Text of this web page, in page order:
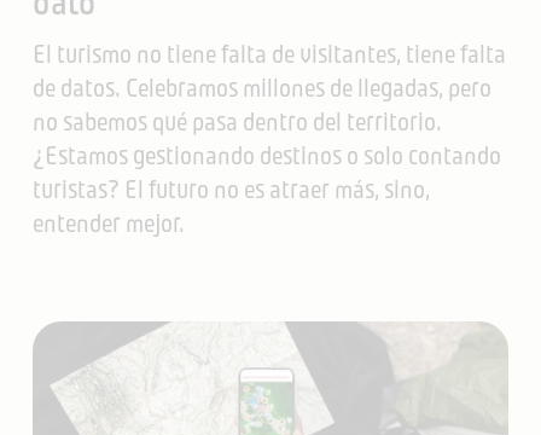
El turismo no tiene falta de visitantes, tiene falta
de datos. Celebramos millones de llegadas, pero
no sabemos qué pasa dentro del territorio.
¿Estamos gestionando destinos o solo contando
turistas? El futuro no es atraer más, sino,
entender mejor.